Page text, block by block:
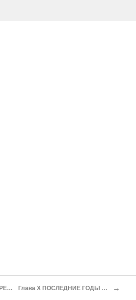
Глава VIII КУИНДЖИ-ПРЕПОДАВАТЕЛЬ Глава X ПОСЛЕДНИЕ ГОДЫ ДЕЯТЕЛЬНОСТИ →